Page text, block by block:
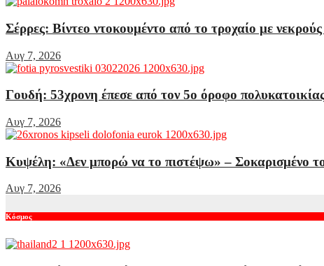
Σέρρες: Βίντεο ντοκουμέντο από το τροχαίο με
Αυγ 7, 2026
Γουδή: 53χρονη έπεσε από τον 5ο όροφο
Αυγ 7, 2026
Κυψέλη: «Δεν μπορώ να το πιστέψω» – Σοκαρισμένο
Αυγ 7, 2026
Κόσμος